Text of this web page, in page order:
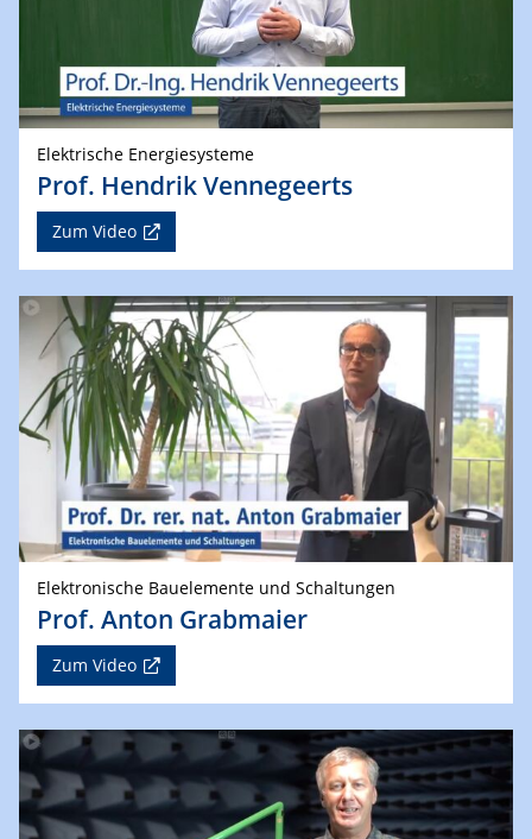
Elektrische Energiesysteme
Prof. Hendrik Vennegeerts
Zum Video
Elektronische Bauelemente und Schaltungen
Prof. Anton Grabmaier
Zum Video